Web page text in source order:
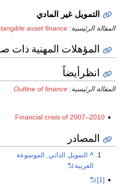
التمويل غير المادي
المقالة الرئيسية:Intangible asset finance
المؤهلات المهنية ذات صلة
انظرأيضاً
المقالة الرئيسية:Outline of finance
Financial crisis of 2007–2010
المصادر
^ التمويل الذاتي, الموسوعة
العربية
[1]